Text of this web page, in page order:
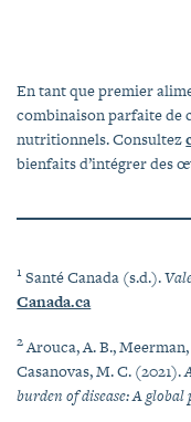
En tant que premier
combinaison parfaite de
nutritionnels. Consultez
bienfaits d’intégrer des
1Santé Canada (s.d.).
Canada.ca
2Arouca, A. B.,
Casanovas, M. C. (2021).
burden of disease: A global